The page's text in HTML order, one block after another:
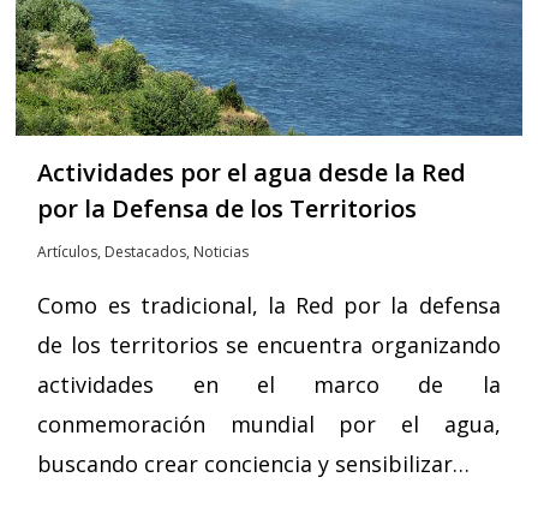
Actividades por el agua desde la Red
por la Defensa de los Territorios
Artículos, Destacados, Noticias
Como es tradicional, la Red por la defensa
de los territorios se encuentra organizando
actividades en el marco de la
conmemoración mundial por el agua,
buscando crear conciencia y sensibilizar…